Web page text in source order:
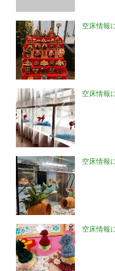
空床情報
空床情報
空床情報
空床情報